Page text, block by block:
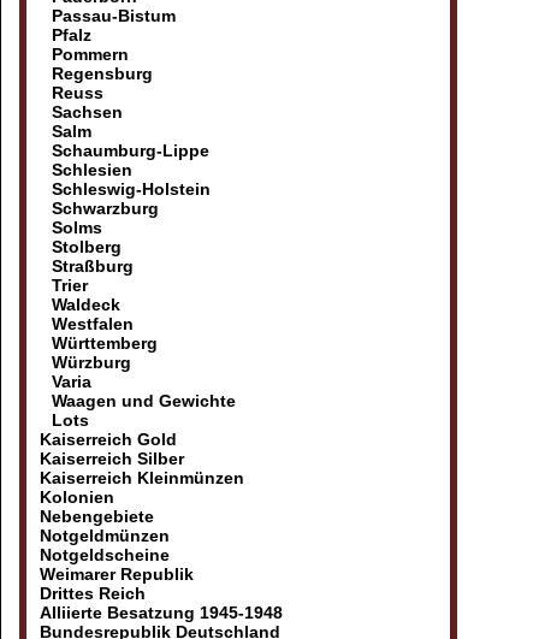
Passau-Bistum
Pfalz
Pommern
Regensburg
Reuss
Sachsen
Salm
Schaumburg-Lippe
Schlesien
Schleswig-Holstein
Schwarzburg
Solms
Stolberg
Straßburg
Trier
Waldeck
Westfalen
Württemberg
Würzburg
Varia
Waagen und Gewichte
Lots
Kaiserreich Gold
Kaiserreich Silber
Kaiserreich Kleinmünzen
Kolonien
Nebengebiete
Notgeldmünzen
Notgeldscheine
Weimarer Republik
Drittes Reich
Alliierte Besatzung 1945-1948
Bundesrepublik Deutschland